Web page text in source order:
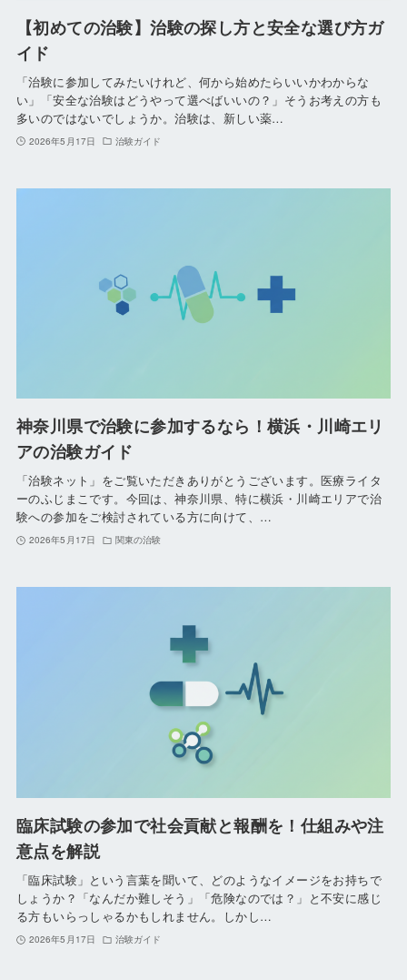
【初めての治験】治験の探し方と安全な選び方ガ
イド
「治験に参加してみたいけれど、何から始めたらいいかわからな
い」「安全な治験はどうやって選べばいいの？」そうお考えの方も
多いのではないでしょうか。治験は、新しい薬…
2026年5月17日 治験ガイド
神奈川県で治験に参加するなら！横浜・川崎エリ
アの治験ガイド
「治験ネット」をご覧いただきありがとうございます。医療ライタ
ーのふじまこです。今回は、神奈川県、特に横浜・川崎エリアで治
験への参加をご検討されている方に向けて、…
2026年5月17日 関東の治験
臨床試験の参加で社会貢献と報酬を！仕組みや注
意点を解説
「臨床試験」という言葉を聞いて、どのようなイメージをお持ちで
しょうか？「なんだか難しそう」「危険なのでは？」と不安に感じ
る方もいらっしゃるかもしれません。しかし…
2026年5月17日 治験ガイド